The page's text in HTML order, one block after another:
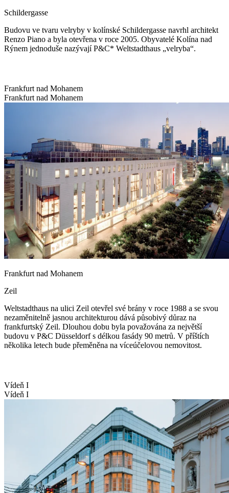
Schildergasse
Budovu ve tvaru velryby v kolínské Schildergasse navrhl architekt
Renzo Piano a byla otevřena v roce 2005. Obyvatelé Kolína nad
Rýnem jednoduše nazývají P&C* Weltstadthaus „velryba“.
Frankfurt nad Mohanem
Frankfurt nad Mohanem
Frankfurt nad Mohanem
Zeil
Weltstadthaus na ulici Zeil otevřel své brány v roce 1988 a se svou
nezaměnitelně jasnou architekturou dává působivý důraz na
frankfurtský Zeil. Dlouhou dobu byla považována za největší
budovu v P&C Düsseldorf s délkou fasády 90 metrů. V příštích
několika letech bude přeměněna na víceúčelovou nemovitost.
Vídeň I
Vídeň I